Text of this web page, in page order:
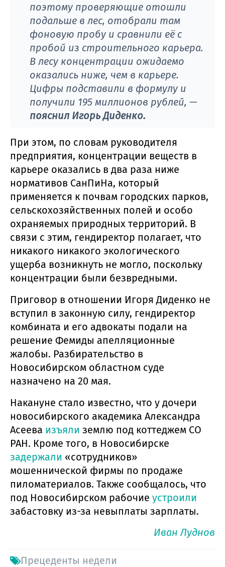
поэтому проверяющие отошли
подальше в лес, отобрали там
фоновую пробу и сравнили её с
пробой из строительного карьера.
В лесу концентрации ожидаемо
оказались ниже, чем в карьере.
Цифры подставили в формулу и
получили 195 миллионов рублей, —
пояснил Игорь Диденко.
При этом, по словам руководителя
предприятия, концентрации веществ в
карьере оказались в два раза ниже
нормативов СанПиНа, который
применяется к почвам городских парков,
сельскохозяйственных полей и особо
охраняемых природных территорий. В
связи с этим, гендиректор полагает, что
никакого никакого экологического
ущерба возникнуть не могло, поскольку
концентрации были безвредными.
Приговор в отношении Игоря Диденко не
вступил в законную силу, гендиректор
комбината и его адвокаты подали на
решение Фемиды апелляционные
жалобы. Разбирательство в
Новосибирском областном суде
назначено на 20 мая.
Накануне стало известно, что у дочери
новосибирского академика Александра
Асеева изъяли землю под коттеджем СО
РАН. Кроме того, в Новосибирске
задержали «сотрудников»
мошеннической фирмы по продаже
пиломатериалов. Также сообщалось, что
под Новосибирском рабочие устроили
забастовку из-за невыплаты зарплаты.
Иван Луднов
Прецеденты недели